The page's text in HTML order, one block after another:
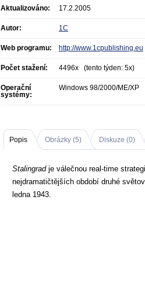
Aktualizováno: 17.2.2005
Autor: 1C
Web programu: http://www.1cpublishing.eu
Počet stažení: 4496x (tento týden: 5x)
Operační
systémy:
Windows 98/2000/ME/XP
Popis Obrázky (5) Diskuze (0)
Stalingradje válečnou real-time
nejdramatičtějších období druhé
ledna 1943.